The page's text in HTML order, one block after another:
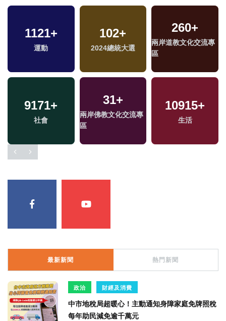
1121+
運動
102+
2024總統大選
260+
兩岸道教文化交流專
區
9171+
社會
31+
兩岸佛教文化交流專
區
10915+
生活
最新新聞 熱門新聞
政治 財經及消費
中市地稅局超暖心！主動通知身障家庭免牌照稅
每年助民減免逾千萬元